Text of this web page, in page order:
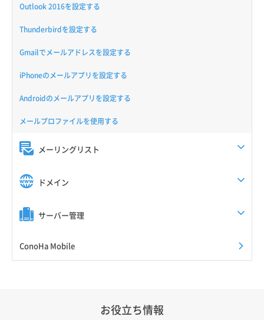
Outlook 2016を設定する
Thunderbirdを設定する
Gmailでメールアドレスを設定する
iPhoneのメールアプリを設定する
Androidのメールアプリを設定する
メールプロファイルを使用する
メーリングリスト
ドメイン
サーバー管理
ConoHa Mobile
お役立ち情報